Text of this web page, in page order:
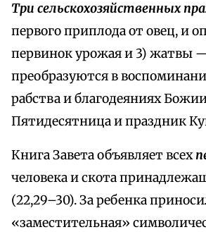
Три сельскохозяйственных
первого приплода от овец, и
первинок урожая и 3) жатвы
преобразуются в
рабства и благодеяниях
Пятидесятница и праздник
Книга Завета объявляет всех
человека и скота
(22,29–30). За ребенка
«заместительная»